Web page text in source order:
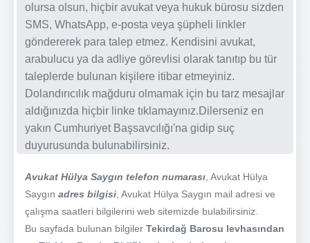
olursa olsun, hiçbir avukat veya hukuk bürosu sizden
SMS, WhatsApp, e-posta veya şüpheli linkler
göndererek para talep etmez. Kendisini avukat,
arabulucu ya da adliye görevlisi olarak tanıtıp bu tür
taleplerde bulunan kişilere itibar etmeyiniz.
Dolandırıcılık mağduru olmamak için bu tarz mesajlar
aldığınızda hiçbir linke tıklamayınız.Dilerseniz en
yakın Cumhuriyet Başsavcılığı'na gidip suç
duyurusunda bulunabilirsiniz.
Avukat Hülya Saygın telefon numarası , Avukat Hülya
Saygın adres bilgisi , Avukat Hülya Saygın mail adresi ve
çalışma saatleri bilgilerini web sitemizde bulabilirsiniz.
Bu sayfada bulunan bilgiler Tekirdağ Barosu levhasından